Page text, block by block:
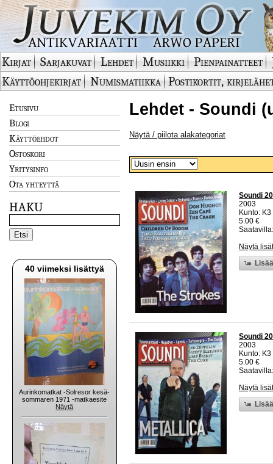
Kirjat Sarjakuvat Lehdet Musiikki Pienpainatteet
Käyttöohjekirjat
Numismatiikka Postikortit,
Etusivu
Blogi
Käyttöehdot
Ostoskori
Yritysinfo
Ota yhteyttä
HAKU
40 viimeksi lisättyä
Aurinkomatkat -Solresor kesä-
sommaren 1971 -matkaesite
Näytä
Lehdet - Soundi
Näytä / piilota alakategoriat
Soundi
2003
Kunto:
5.00 €
Näytä
Soundi
2003
Kunto:
5.00 €
Näytä